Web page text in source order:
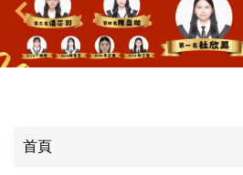
區
首頁